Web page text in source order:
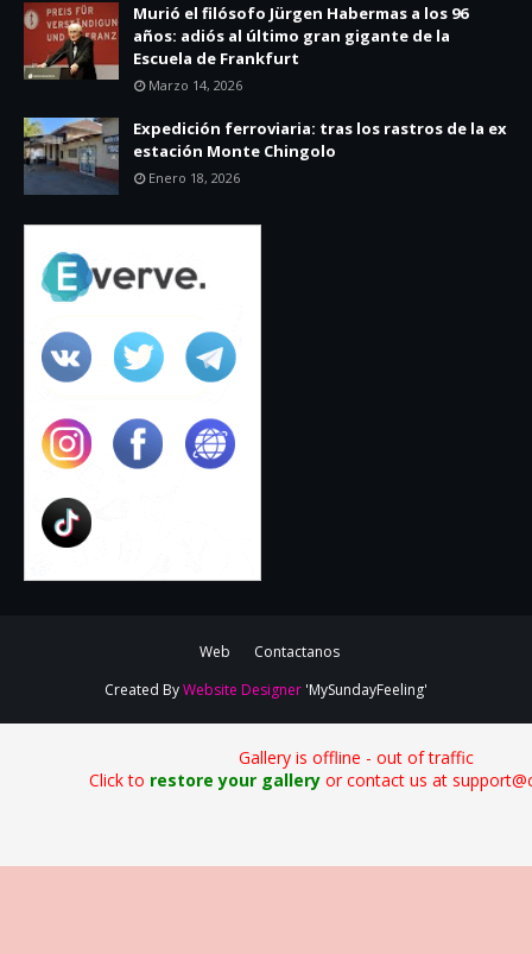
Murió el filósofo Jürgen Habermas a los 96
años: adiós al último gran gigante de la
Escuela de Frankfurt
Marzo 14, 2026
Expedición ferroviaria: tras los rastros de la ex
estación Monte Chingolo
Enero 18, 2026
Web
Contactanos
Created ByWebsite Designer 'MySundayFeeling'
Gallery is offline - out of traffic
Click to restore your galleryor contact us at